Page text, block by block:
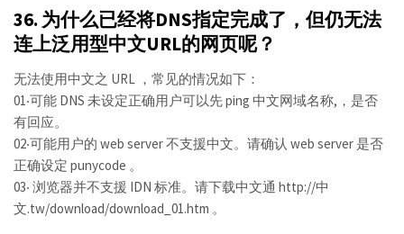
36. 为什么已经将DNS指定完成了，但仍无法
连上泛用型中文URL的网页呢？
无法使用中文之 URL ，常见的情况如下：
01‧可能 DNS 未设定正确用户可以先 ping 中文网域名称,，是否
有回应。
02‧可能用户的 web server 不支援中文。请确认 web server 是否
正确设定 punycode 。
03‧ 浏览器并不支援 IDN 标准。请下载中文通 http://中
文.tw/download/download_01.htm 。